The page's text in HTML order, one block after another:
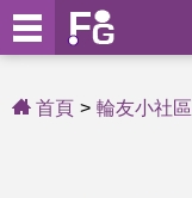
首頁 輪友小社區